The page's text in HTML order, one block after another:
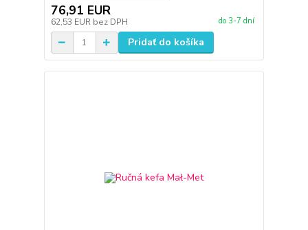
76,91 EUR
62,53 EUR bez DPH do 3-7 dní
Pridať do košíka